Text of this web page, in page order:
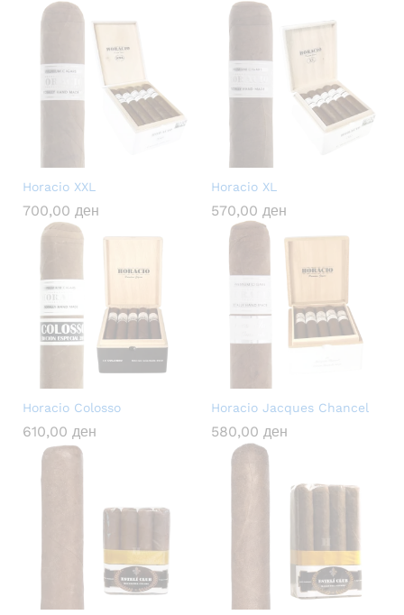
Horacio XXL
700,00 ден
Horacio XL
570,00 ден
Horacio Colosso
610,00 ден
Horacio Jacques Chancel
580,00 ден